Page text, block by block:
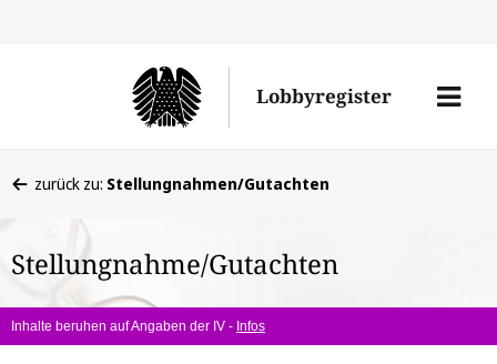
Lobbyregister
Menü
befinden
hier:
zurück zu: Stellungnahmen/Gutachten
Stellungnahme/Gutachten
Inhalte beruhen auf Angaben der IV - Infos